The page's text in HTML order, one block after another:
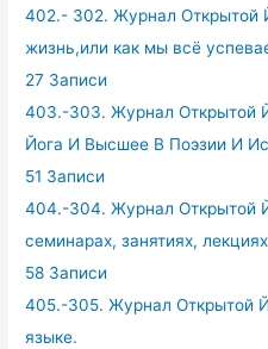
402.- 302. Журнал Открытой
жизнь,или как мы всё
27 Записи
403.-303. Журнал Открытой
Йога И Высшее В Поэзии И
51 Записи
404.-304. Журнал Открытой
семинарах, занятиях,
58 Записи
405.-305. Журнал Открытой
языке.